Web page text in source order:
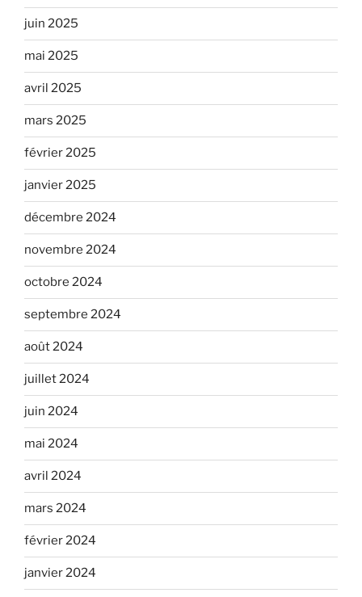
juin 2025
mai 2025
avril 2025
mars 2025
février 2025
janvier 2025
décembre 2024
novembre 2024
octobre 2024
septembre 2024
août 2024
juillet 2024
juin 2024
mai 2024
avril 2024
mars 2024
février 2024
janvier 2024